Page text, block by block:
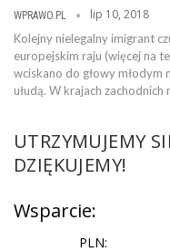
WPRAWO.PL lip 10, 2018
Kolejny nielegalny imigrant
europejskim raju (więcej na
wciskano do głowy młodym
ułudą. W krajach
UTRZYMUJEMY
DZIĘKUJEMY!
Wsparcie:
PLN: